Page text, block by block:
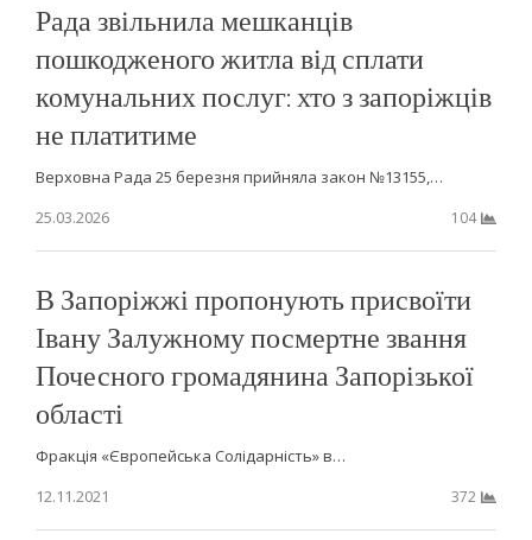
Рада звільнила мешканців
пошкодженого житла від сплати
комунальних послуг: хто з запоріжців
не платитиме
Верховна Рада 25 березня прийняла закон №13155,…
25.03.2026
104
В Запоріжжі пропонують присвоїти
Івану Залужному посмертне звання
Почесного громадянина Запорізької
області
Фракція «Європейська Солідарність» в…
12.11.2021
372